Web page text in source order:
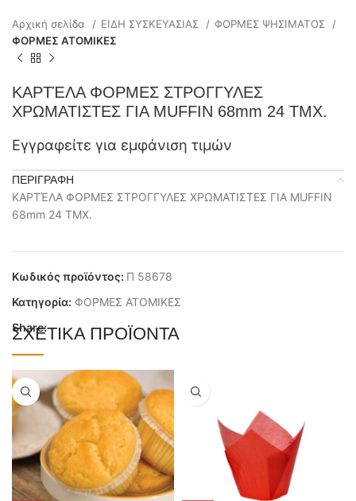
Αρχική σελίδα ΕΙΔΗ ΣΥΣΚΕΥΑΣΙΑΣ
ΦΟΡΜΕΣ ΨΗΣΙΜΑΤΟΣ
ΦΟΡΜΕΣ ΑΤΟΜΙΚΕΣ
ΚΑΡΤΈΛΑ ΦΟΡΜΕΣ ΣΤΡΟΓΓΥΛΕΣ
ΧΡΩΜΑΤΙΣΤΕΣ ΓΙΑ MUFFIN 68mm 24 ΤΜΧ.
Εγγραφείτε για εμφάνιση τιμών
ΠΕΡΙΓΡΑΦΉ
ΚΑΡΤΈΛΑ ΦΟΡΜΕΣ ΣΤΡΟΓΓΥΛΕΣ ΧΡΩΜΑΤΙΣΤΕΣ ΓΙΑ MUFFIN
68mm 24 ΤΜΧ.
Κωδικός προϊόντος: Π 58678
Κατηγορία: ΦΟΡΜΕΣ ΑΤΟΜΙΚΕΣ
Share:
ΣΧΕΤΙΚΆ ΠΡΟΪΌΝΤΑ